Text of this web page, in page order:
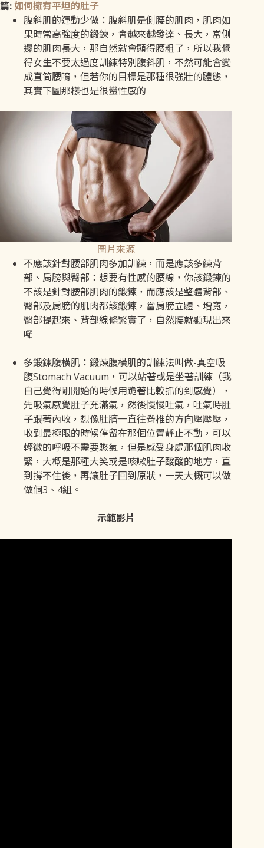
篇: 如何擁有平坦的肚子
腹斜肌的運動少做：腹斜肌是側腰的肌肉，肌肉如
果時常高強度的鍛鍊，會越來越發達、長大，當側
邊的肌肉長大，那自然就會顯得腰粗了，所以我覺
得女生不要太過度訓練特別腹斜肌，不然可能會變
成直筒腰唷，但若你的目標是那種很強壯的體態，
其實下圖那樣也是很蠻性感的
圖片來源
不應該針對腰部肌肉多加訓練，而是應該多練背
部、肩膀與臀部：想要有性感的腰線，你該鍛鍊的
不該是針對腰部肌肉的鍛鍊，­而應該是整體背部、
臀部及肩膀的肌肉都該鍛鍊，當肩膀立體、增寬，
臀部提起來、背部線條緊實了，自然腰就顯現出來
囉
多鍛鍊腹橫肌：鍛煉腹橫肌的訓練法叫做-真空吸
腹Stomach Vacuum，可以站著或是坐著訓練（我
自己覺得剛開始的時候用跪著比較抓的到感覺），
先吸氣感覺肚子充滿氣，然後慢慢吐氣，吐氣時肚
子跟著內收，想像肚臍一直往脊椎的方向壓壓壓，
收到最極限的時候停留在那個位置靜止不動，可以
輕微的呼吸不需要憋氣，但是感受身處那個肌肉收
緊，大概是那種大笑或是咳嗽肚子酸酸的地方，直
到撐不住後，再讓肚子回到原狀，一天大概可以做
做個3、4組。
示範影片